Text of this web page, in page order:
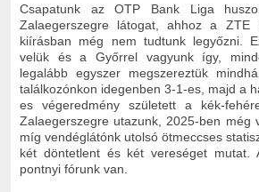
Csapatunk az OTP Bank Liga
Zalaegerszegre látogat, ahhoz a
kiírásban még nem tudtunk legyőzni.
velük és a Győrrel vagyunk így,
legalább egyszer megszereztük
találkozónkon idegenben 3-1-es, majd a
es végeredmény született a kék-
Zalaegerszegre utazunk, 2025-ben még
míg vendéglátónk utolsó ötmeccses
két döntetlent és két vereséget mutat.
pontnyi fórunk van.